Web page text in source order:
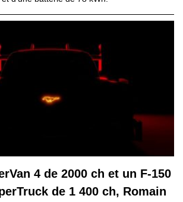
4 de 2000 ch et un F-150
de 1 400 ch, Romain